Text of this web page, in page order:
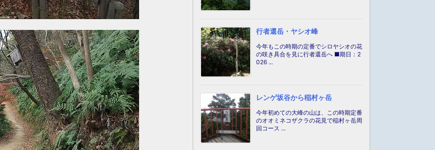
行者還岳・ヤシオ峰
今年もこの時期の定番でシロヤシオの花
の咲き具合を見に行者還岳へ ■期日：2
026 ...
レンゲ坂谷から稲村ヶ岳
今年初めての大峰の山は、この時期定番
のオオミネコザクラの花見で稲村ヶ岳周
回コース ...